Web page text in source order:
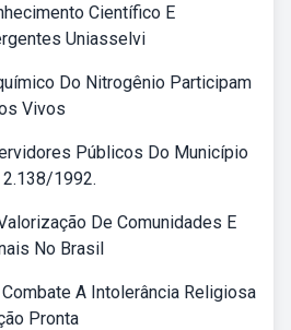
Científico E
Uniasselvi
Do Nitrogênio Participam
Vivos
Públicos Do Município
2.138/1992.
De Comunidades E
No Brasil
A Intolerância Religiosa
Pronta